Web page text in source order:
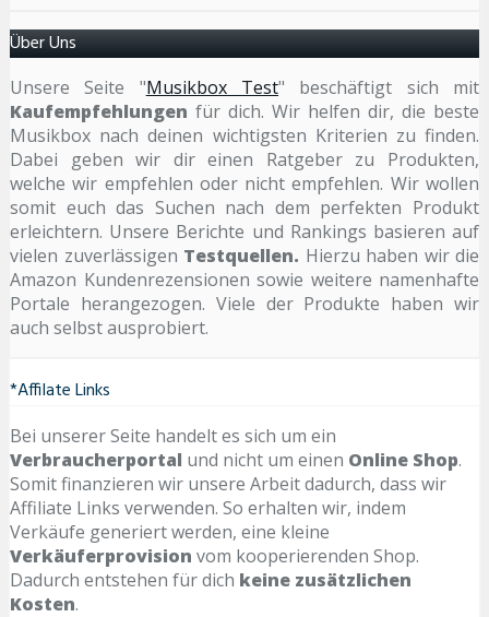
Über Uns
Unsere Seite "Musikbox Test" beschäftigt sich mit
Kaufempfehlungen für dich. Wir helfen dir, die beste
Musikbox nach deinen wichtigsten Kriterien zu finden.
Dabei geben wir dir einen Ratgeber zu Produkten,
welche wir empfehlen oder nicht empfehlen. Wir wollen
somit euch das Suchen nach dem perfekten Produkt
erleichtern. Unsere Berichte und Rankings basieren auf
vielen zuverlässigen Testquellen. Hierzu haben wir die
Amazon Kundenrezensionen sowie weitere namenhafte
Portale herangezogen. Viele der Produkte haben wir
auch selbst ausprobiert.
*Affilate Links
Bei unserer Seite handelt es sich um ein
Verbraucherportal und nicht um einen Online Shop.
Somit finanzieren wir unsere Arbeit dadurch, dass wir
Affiliate Links verwenden. So erhalten wir, indem
Verkäufe generiert werden, eine kleine
Verkäuferprovision vom kooperierenden Shop.
Dadurch entstehen für dich keine zusätzlichen
Kosten.